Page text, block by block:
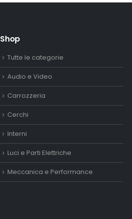
Shop
Tutte le categorie
Audio e Video
Carrozzeria
Cerchi
Interni
Luci e Parti Elettriche
Meccanica e Performance